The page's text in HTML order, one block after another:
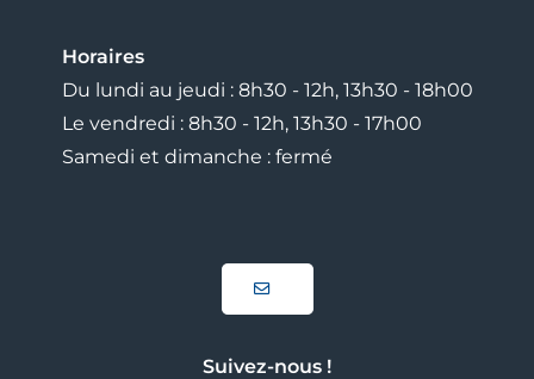
Horaires
Du lundi au jeudi : 8h30 - 12h, 13h30 - 18h00
Le vendredi : 8h30 - 12h, 13h30 - 17h00
Samedi et dimanche : fermé
Suivez-nous !